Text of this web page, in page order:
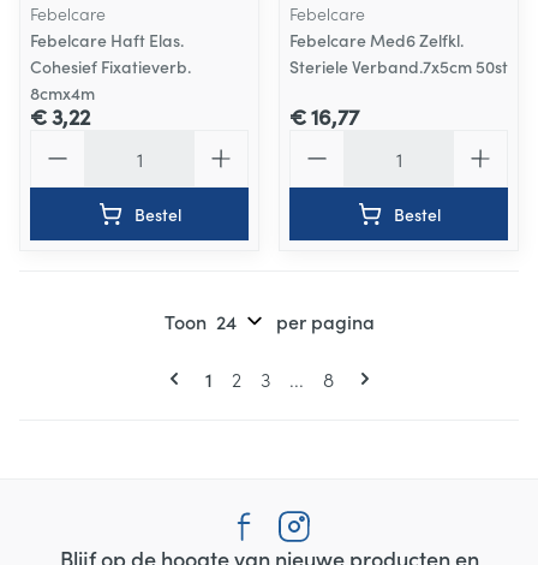
Febelcare
Febelcare Haft Elas.
Cohesief Fixatieverb.
8cmx4m
€ 3,22
Bestel
Febelcare
Febelcare Med6 Zelfkl.
Steriele Verband.7x5cm 50st
€ 16,77
Bestel
Pagina's
U lees momenteel pagina
1 Pagina
2 Pagina
3 ... Pagina
8
Toon per pagina
Blijf op de hoogte van nieuwe producten en